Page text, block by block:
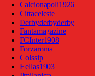
Calcionapoli1926
Cittaceleste
Derbyderbyderby
Fantamagazine
FCInter1908
Forzaroma
Golssip
Hellas1903